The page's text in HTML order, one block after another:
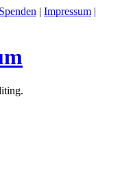
Spenden | Impressum |